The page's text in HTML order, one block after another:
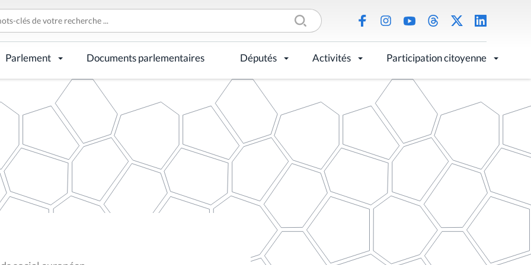
Parlement Documents parlementaires Députés Activités Participation citoyenne